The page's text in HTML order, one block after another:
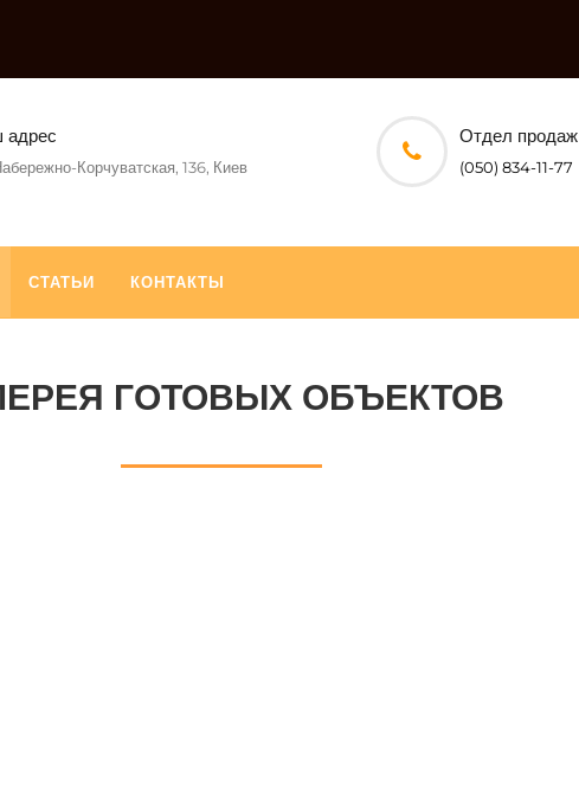
Корчуватская, 136, Киев
Отдел продаж
(050) 834-11-77
СТАТЬИ КОНТАКТЫ
ГОТОВЫХ ОБЪЕКТОВ